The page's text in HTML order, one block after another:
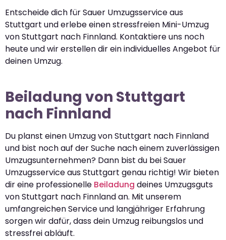
Entscheide dich für Sauer Umzugsservice aus
Stuttgart und erlebe einen stressfreien Mini-Umzug
von Stuttgart nach Finnland. Kontaktiere uns noch
heute und wir erstellen dir ein individuelles Angebot für
deinen Umzug.
Beiladung von Stuttgart
nach Finnland
Du planst einen Umzug von Stuttgart nach Finnland
und bist noch auf der Suche nach einem zuverlässigen
Umzugsunternehmen? Dann bist du bei Sauer
Umzugsservice aus Stuttgart genau richtig! Wir bieten
dir eine professionelle Beiladung deines Umzugsguts
von Stuttgart nach Finnland an. Mit unserem
umfangreichen Service und langjähriger Erfahrung
sorgen wir dafür, dass dein Umzug reibungslos und
stressfrei abläuft.